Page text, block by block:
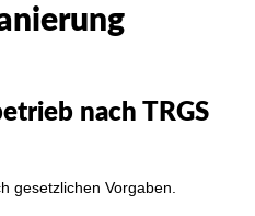
nach TRGS
gesetzlichen Vorgaben.